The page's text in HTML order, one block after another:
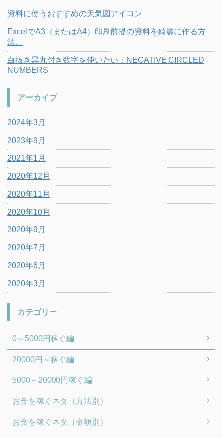
資料に使うおすすめの天気図アイコン
ExcelでA3（またはA4）印刷前提の資料を綺麗に作る方
法。
白抜き黒丸付き数字を使いたい：NEGATIVE CIRCLED
NUMBERS
アーカイブ
2024年3月
2023年9月
2021年1月
2020年12月
2020年11月
2020年10月
2020年9月
2020年7月
2020年6月
2020年3月
カテゴリー
0～5000円稼ぐ編
20000円～稼ぐ編
5000～20000円稼ぐ編
お金を稼ぐネタ（方法別）
お金を稼ぐネタ（金額別）